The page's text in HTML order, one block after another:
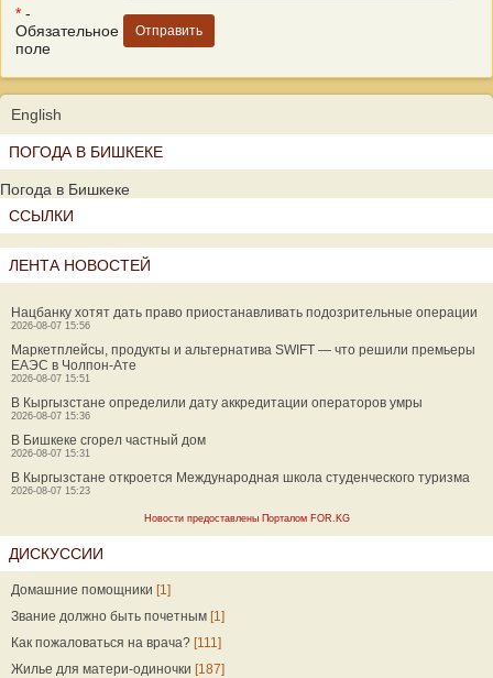
* -
Обязательное
поле
English
ПОГОДА В БИШКЕКЕ
Погода в Бишкеке
ССЫЛКИ
ЛЕНТА НОВОСТЕЙ
Нацбанку хотят дать право приостанавливать подозрительные операции
2026-08-07 15:56
Маркетплейсы, продукты и альтернатива SWIFT — что решили премьеры
ЕАЭС в Чолпон-Ате
2026-08-07 15:51
В Кыргызстане определили дату аккредитации операторов умры
2026-08-07 15:36
В Бишкеке сгорел частный дом
2026-08-07 15:31
В Кыргызстане откроется Международная школа студенческого туризма
2026-08-07 15:23
Новости предоставлены Порталом FOR.KG
ДИСКУССИИ
Домашние помощники [1]
Звание должно быть почетным [1]
Как пожаловаться на врача? [111]
Жилье для матери-одиночки [187]